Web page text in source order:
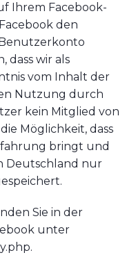
Ihrem Facebook-
den
dass wir als
vom Inhalt der
Nutzung durch
kein Mitglied von
Möglichkeit, dass
bringt und
Deutschland nur
Sie in der
unter